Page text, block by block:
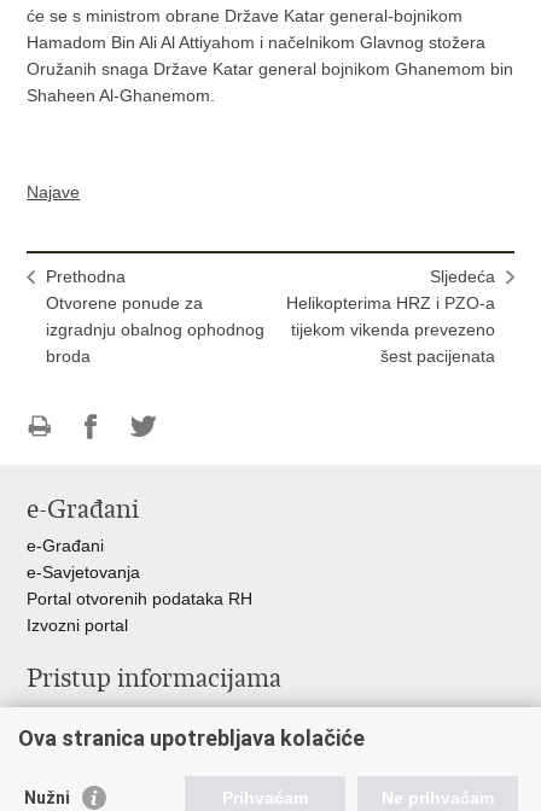
će se s ministrom obrane Države Katar general-bojnikom
Hamadom Bin Ali Al Attiyahom i načelnikom Glavnog stožera
Oružanih snaga Države Katar general bojnikom Ghanemom bin
Shaheen Al-Ghanemom.
Najave
Prethodna
Otvorene ponude za
izgradnju obalnog ophodnog
broda
Sljedeća
Helikopterima HRZ i PZO-a
tijekom vikenda prevezeno
šest pacijenata
FacebookuTwitteru
e-Građani
e-Građani
e-Savjetovanja
Portal otvorenih podataka RH
Izvozni portal
Pristup informacijama
Izjava o pristupačnosti
Ravnopravnost spolova u MORH-u i OSRH
Ova stranica upotrebljava kolačiće
Nužni Prihvaćam Ne prihvaćam